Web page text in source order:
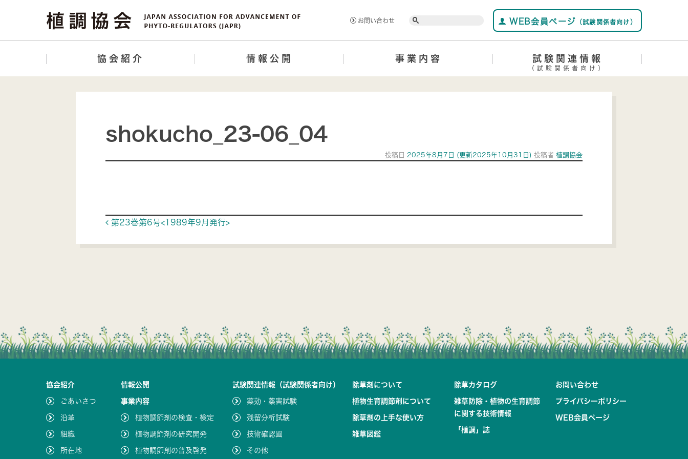
お問い合わせ Search WEB会員ページ （試験関係者向け）
協会紹介 情報公開 事業内容 試験関連情報
（試験関係者向け）
shokucho_23-06_04
投稿日 2025年8月7日 (更新2025年10月31日) 投稿者 植調協会
Post navigation
第23巻第6号<1989年9月発行>
協会紹介
ごあいさつ
沿革
組織
所在地
情報公開
事業内容
植物調節剤の検査・検定
植物調節剤の研究開発
植物調節剤の普及啓発
試験関連情報（試験関係者向け）
薬効・薬害試験
残留分析試験
技術確認圃
その他
除草剤について
植物生育調節剤について
除草剤の上手な使い方
雑草図鑑
除草カタログ
雑草防除・植物の生育調節
に関する技術情報
「植調」誌
お問い合わせ
プライバシーポリシー
WEB会員ページ